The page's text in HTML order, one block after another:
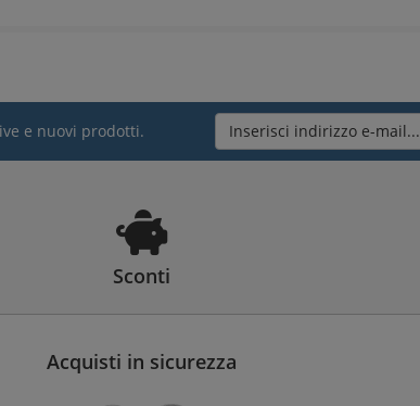
e nuovi prodotti. Inserisci indirizzo e-mail...
Sconti
Acquisti in sicurezza